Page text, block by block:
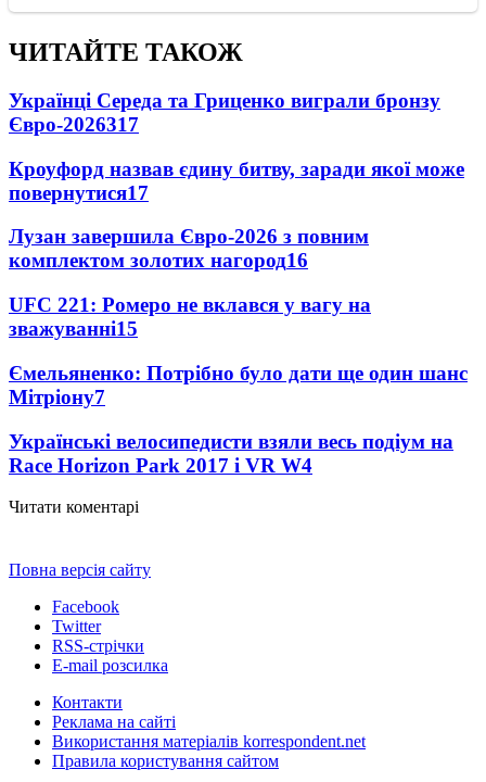
ЧИТАЙТЕ ТАКОЖ
Українці Середа та Гриценко виграли бронзу
Євро-2026317
Кроуфорд назвав єдину битву, заради якої може
повернутися17
Лузан завершила Євро-2026 з повним
комплектом золотих нагород16
UFC 221: Ромеро не вклався у вагу на
зважуванні15
Ємельяненко: Потрібно було дати ще один шанс
Мітріону7
Українські велосипедисти взяли весь подіум на
Race Horizon Park 2017 і VR W4
Читати коментарі
Повна версія сайту
Facebook
Twitter
RSS-стрічки
E-mail розсилка
Контакти
Реклама на сайті
Використання матеріалів korrespondent.net
Правила користування сайтом